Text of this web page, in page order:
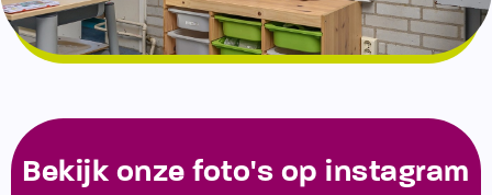
Bekijk onze foto's op instagram